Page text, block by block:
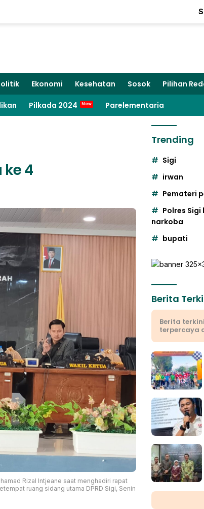
Ekonomi Kesehatan Sosok Pilihan
Pilkada 2024 Parelementaria
ke 4
Rizal Intjeane saat menghadiri rapat
ruang sidang utama DPRD Sigi, Senin
Trending
Sigi
irwan
Pemateri
Polres
narkoba
bupati
Berita
Berita
terpercaya